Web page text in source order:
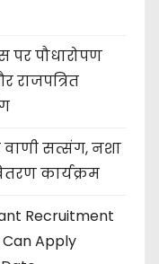
पर पौधारोपण
राजपत्रित
वाणी सत्संग, नशा
कार्यक्रम
Recruitment
Can Apply